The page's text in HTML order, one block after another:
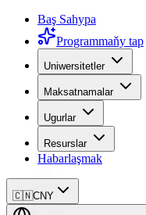
Baş Sahypa
Programmaňy tap
Uniwersitetler
Maksatnamalar
Ugurlar
Resurslar
Habarlaşmak
🇨🇳CNY